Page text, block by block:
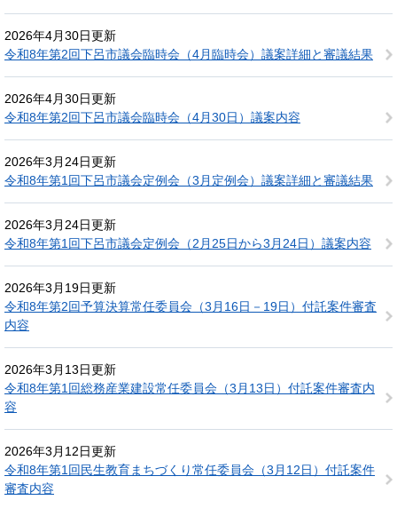
2026年4月30日更新
令和8年第2回下呂市議会臨時会（4月臨時会）議案詳細と審議結果
2026年4月30日更新
令和8年第2回下呂市議会臨時会（4月30日）議案内容
2026年3月24日更新
令和8年第1回下呂市議会定例会（3月定例会）議案詳細と審議結果
2026年3月24日更新
令和8年第1回下呂市議会定例会（2月25日から3月24日）議案内容
2026年3月19日更新
令和8年第2回予算決算常任委員会（3月16日－19日）付託案件審査
内容
2026年3月13日更新
令和8年第1回総務産業建設常任委員会（3月13日）付託案件審査内
容
2026年3月12日更新
令和8年第1回民生教育まちづくり常任委員会（3月12日）付託案件
審査内容